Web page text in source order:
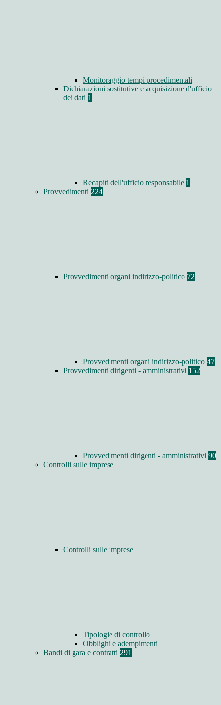
Monitoraggio tempi procedimentali
Dichiarazioni sostitutive e acquisizione d'ufficio
dei dati 1
Recapiti dell'ufficio responsabile 1
Provvedimenti 224
Provvedimenti organi indirizzo-politico 72
Provvedimenti organi indirizzo-politico 47
Provvedimenti dirigenti - amministrativi 152
Provvedimenti dirigenti - amministrativi 90
Controlli sulle imprese
Controlli sulle imprese
Tipologie di controllo
Obblighi e adempimenti
Bandi di gara e contratti 291